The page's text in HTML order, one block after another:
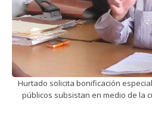
Hurtado solicita bonificación
públicos subsistan en medio de la